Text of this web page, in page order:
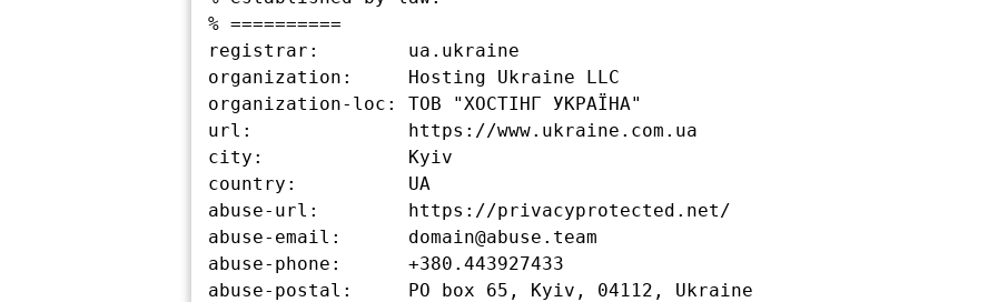
% ==========
registrar:        ua.ukraine
organization:     Hosting Ukraine LLC
organization-loc: ТОВ "ХОСТІНГ УКРАЇНА"
url:              https://www.ukraine.com.ua
city:             Kyiv
country:          UA
abuse-url:        https://privacyprotected.net/
abuse-email:      domain@abuse.team
abuse-phone:      +380.443927433
abuse-postal:     PO box 65, Kyiv, 04112, Ukraine